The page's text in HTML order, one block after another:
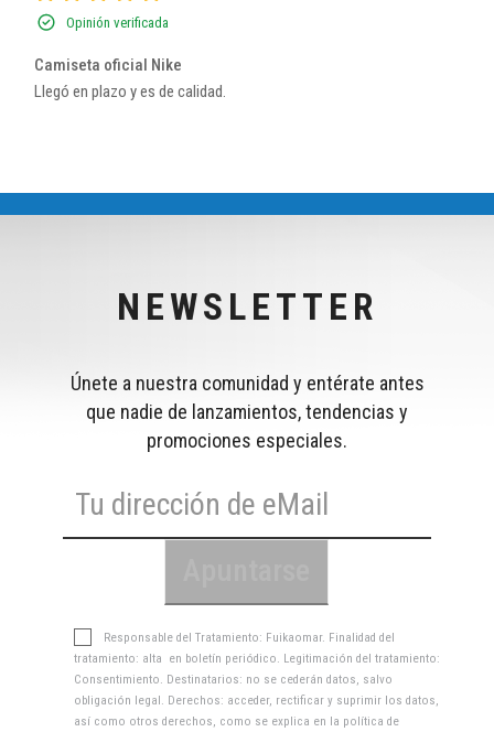
Opinión verificada
Camiseta oficial Nike
Llegó en plazo y es de calidad.
NEWSLETTER
Únete a nuestra comunidad y entérate antes
que nadie de lanzamientos, tendencias y
promociones especiales.
Responsable del Tratamiento: Fuikaomar. Finalidad del
tratamiento: alta en boletín periódico. Legitimación del tratamiento:
Consentimiento. Destinatarios: no se cederán datos, salvo
obligación legal. Derechos: acceder, rectificar y suprimir los datos,
así como otros derechos, como se explica en la política de